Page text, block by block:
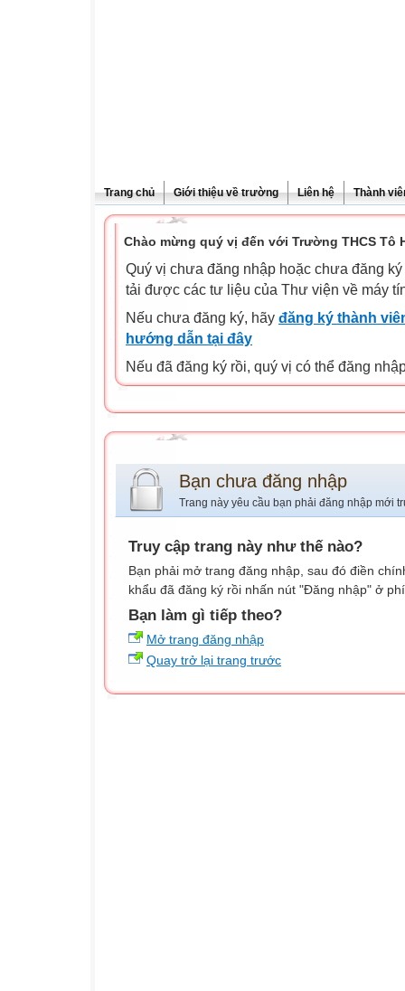
Trang chủ Giới thiệu về trường Liên hệ Thành
Chào mừng quý vị đến với Trường THCS Tô
Quý vị chưa đăng nhập hoặc chưa đăng
tải được các tư liệu của Thư viện về máy
Nếu chưa đăng ký, hãy đăng ký thành
hướng dẫn tại đây
Nếu đã đăng ký rồi, quý vị có thể đăng
Bạn chưa đăng nhập
Trang này yêu cầu bạn phải đăng nhập mới
Truy cập trang này như thế nào?
Bạn phải mở trang đăng nhập, sau đó điền
khẩu đã đăng ký rồi nhấn nút "Đăng nhập" ở
Bạn làm gì tiếp theo?
Mở trang đăng nhập
Quay trở lại trang trước